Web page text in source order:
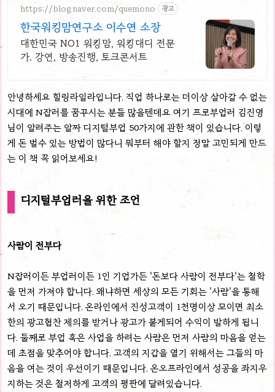
https://blog.naver.com/quemono 광고
한국워킹맘연구소 이수연 소장
대한민국 NO1 워킹맘, 워킹대디 전문
가. 강연, 방송진행, 토크콘서트
안녕하세요 힐링라일라입니다. 직업 하나로는 더이상 살아갈 수 없는
시대에 N잡러를 꿈꾸시는 분들 많을텐데요 여기 프로부업러 김진영
님이 알려주는 알짜 디지털부업 50가지에 관한 책이 있습니다. 이렇
게 돈 벌수 있는 방법이 많다니 뭐부터 해야 할지 정말 고민되게 만드
는 이 책 꼭 읽어보세요!
디지털부업러을 위한 조언
사람이 전부다
N잡러이든 부업러이든 1인 기업가든 '돈보다 사람이 전부다'는 철학
을 먼저 가져야 합니다. 왜냐하면 세상의 모든 기회는 '사람'을 통해
서 오기 때문입니다. 온라인에서 진성고객이 1천명이상 모이면 최소
한의 광고협찬 제의를 받거나 광고가 붙게되어 수익이 발하게 됩니
다. 둘째로 부업 혹은 사업을 하려는 사람은 먼저 사람의 마음을 얻는
데 초점을 맞추어야 합니다. 고객의 지갑을 열기 위해서는 그들의 마
음을 여는 것이 우선이기 때문입니다. 온오프라인에서 성공을 좌지우
지하는 것은 철저하게 고객의 평판에 달려있습니다.